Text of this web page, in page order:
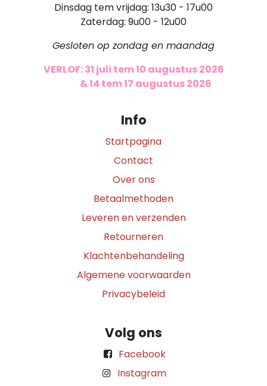
Dinsdag tem vrijdag: 13u30 - 17u00
Zaterdag: 9u00 - 12u00
Gesloten op zondag en maandag
VERLOF: 31 juli tem 10 augustus 2026
& 14 tem 17 augustus 2026
Info
Startpagina
Contact
Over ons
Betaalmethoden
Leveren en verzenden
Retourneren
Klachtenbehandeling
Algemene voorwaarden
Privacybeleid
Volg ons
Facebook
Instagram